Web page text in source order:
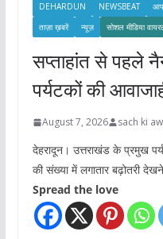
DEHARDUN NEWSBEAT
ताज़ा ख़बरें
न्यूज़ सोशल मीडिया
सप्ताहांत से पहले
पर्यटकों की
August 7, 2026 sach ki
देहरादून। उत्तराखंड के प्रमुख
की संख्या में लगातार बढ़ोतरी
Spread the love